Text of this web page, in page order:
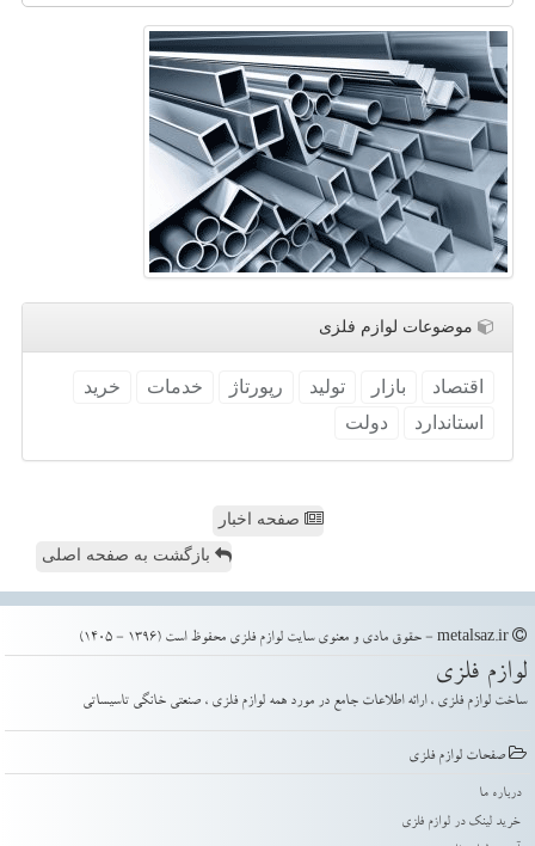
موضوعات لوازم فلزی
اقتصاد بازار تولید رپورتاژ خدمات
خرید
استاندارد
دولت
صفحه اخبار
بازگشت به صفحه اصلی
لوازم فلزی
ساخت لوازم فلزی ، ارائه اطلاعات جامع در مورد همه لوازم فلزی ، صنعتی خانگی تاسیساتی
صفحات لوازم فلزی
درباره ما
خرید لینک در لوازم فلزی